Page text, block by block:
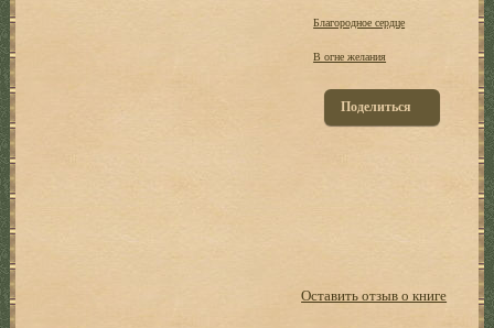
Благородное сердце
В огне желания
Поделиться
Оставить отзыв о книге